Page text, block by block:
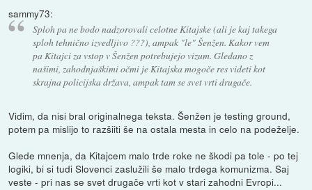
sammy73:
Sploh pa ne bodo nadzorovali celotne Kitajske (ali je kaj takega
sploh tehnično izvedljivo ???), ampak "le" Šenžen. Kakor vem
pa Kitajci za vstop v Šenžen potrebujejo vizum. Gledano z
našimi, zahodnjaškimi očmi je Kitajska mogoče res videti kot
skrajna policijska država, ampak tam se svet vrti drugače.
Vidim, da nisi bral originalnega teksta. Šenžen je testing ground,
potem pa mislijo to razšiiti še na ostala mesta in celo na podeželje.
Glede mnenja, da Kitajcem malo trde roke ne škodi pa tole - po tej
logiki, bi si tudi Slovenci zaslužili še malo trdega komunizma. Saj
veste - pri nas se svet drugače vrti kot v stari zahodni Evropi...